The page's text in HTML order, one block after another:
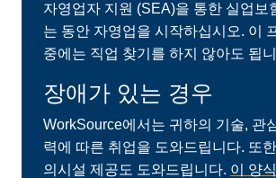
자영업자 지원 (SEA)을 통한 실업보
는 동안 자영업을 시작하십시오. 이
중에는 직업 찾기를 하지 않아도 됩
장애가 있는 경우
WorkSource에서는 귀하의 기술, 관
력에 따른 취업을 도와드립니다. 또
의시설 제공도 도와드립니다. 이 양식